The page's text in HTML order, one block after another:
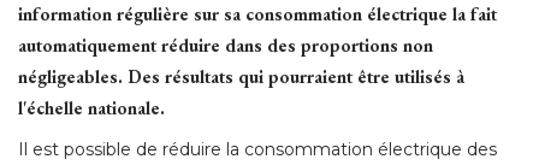
information régulière sur sa consommation électrique la fait
automatiquement réduire dans des proportions non
négligeables. Des résultats qui pourraient être utilisés à
l'échelle nationale.
Il est possible de réduire la consommation électrique des